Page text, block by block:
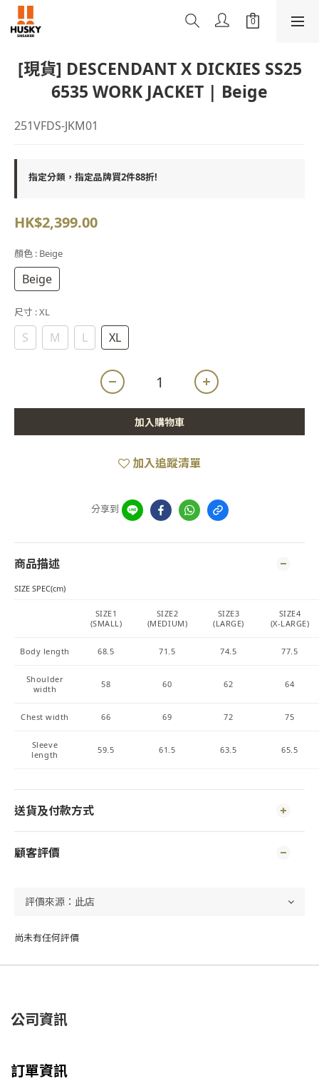
[現貨] DESCENDANT X DICKIES SS25
6535 WORK JACKET | Beige
251VFDS-JKM01
指定分類，指定品牌買2件88折!
HK$2,399.00
顏色 : Beige
Beige
尺寸 : XL
S M L XL
加入購物車
加入追蹤清單
分享到
商品描述
SIZE SPEC(cm)
SIZE1
(SMALL)
SIZE2
(MEDIUM)
SIZE3
(LARGE)
SIZE4
(X-LARGE)
Body length 68.5 71.5 74.5 77.5
Shoulder
width
58 60 62 64
Chest width 66 69 72 75
Sleeve
length
59.5 61.5 63.5 65.5
送貨及付款方式
顧客評價
尚未有任何評價
公司資訊
訂單資訊